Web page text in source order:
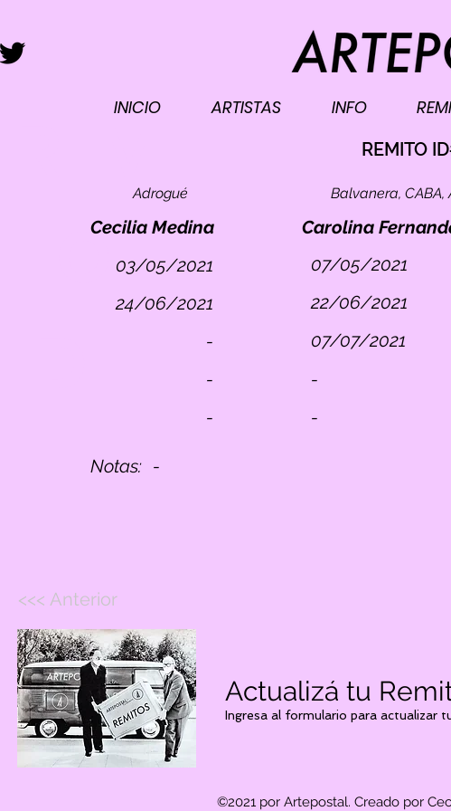
INICIO ARTISTAS INFO
TO
Adrogué Balvanera, CABA,
Notas:
REMITO
-
Cecilia Medina Carolina
<<< Anterior
03/05/2021
24/06/2021
-
-
-
07/05/2021
22/06/2021
07/07/2021
-
-
Actualizá tu
Ingresa al formulario para actualizar
©2021 por Artepostal. Creado por